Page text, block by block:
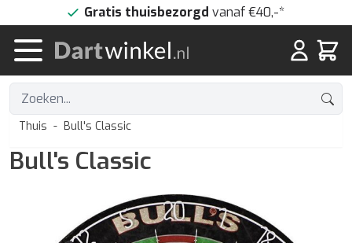
Doorgaan naar artikelGratis thuisbezorgd vanaf €40,-*
Thuis - Bull's Classic
Bull's Classic
Klik om de afbeelding op volledig scherm te bekijken